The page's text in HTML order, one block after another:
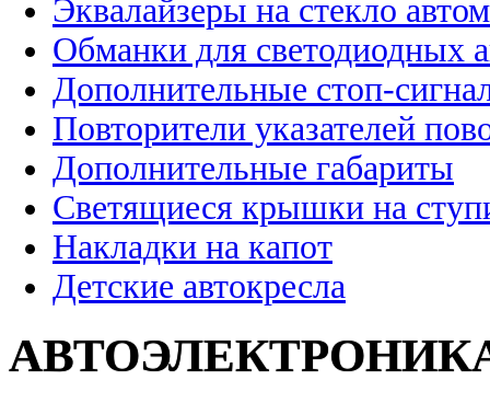
Эквалайзеры на стекло
Обманки для светодиодных
Дополнительные стоп-
Повторители указателей
Дополнительные габариты
Светящиеся крышки на
Накладки на капот
Детские автокресла